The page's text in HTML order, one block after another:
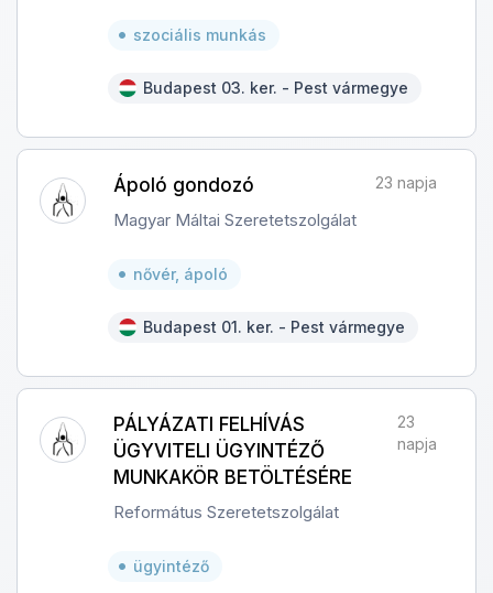
szociális munkás
Budapest 03. ker. - Pest vármegye
Ápoló gondozó 23 napja
Magyar Máltai Szeretetszolgálat
nővér, ápoló
Budapest 01. ker. - Pest vármegye
PÁLYÁZATI FELHÍVÁS
ÜGYVITELI ÜGYINTÉZŐ
MUNKAKÖR BETÖLTÉSÉRE
23
napja
Református Szeretetszolgálat
ügyintéző